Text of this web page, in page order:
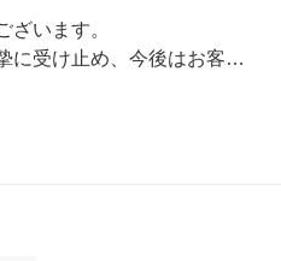
ざいます。
ションの面でもよりご満足いただけるよう改善に努めてまいります。
りがとうございました。